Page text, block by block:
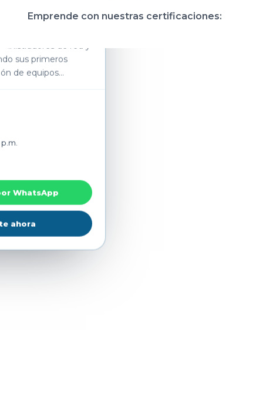
Emprende con nuestras certificaciones:
Network
sus primeros
de equipos
WhatsApp
ahora